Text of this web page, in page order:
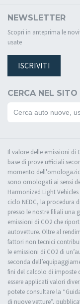
NEWSLETTER
Scopri in anteprima le
usate
ISCRIVITI
CERCA NEL SITO
Il valore delle emissioni di
base di prove ufficiali
momento
sono omologati ai sensi
Harmonized Light Vehicles
ciclo NEDC, la procedura
presso le nostre filiali una
emissioni di CO2 che
autovetture. Oltre al
fattori non tecnici
le emissioni di CO2 di
seconda
fini del calcolo di imposte
essere applicati valori
potete consultare la
di nuove vetture”,